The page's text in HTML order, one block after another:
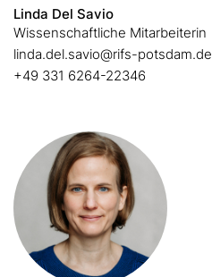
Linda Del Savio
Wissenschaftliche Mitarbeiterin
linda.del.savio@rifs-potsdam.de
+49 331 6264-22346